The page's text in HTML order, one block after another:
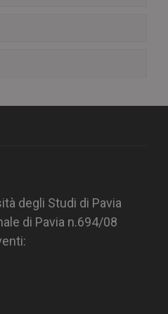
degli Studi di Pavia
di Pavia n.694/08